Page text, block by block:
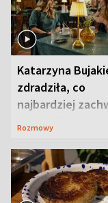
Katarzyna
zdradziła, co
najbardziej
ją w Lublinie
Rozmowy